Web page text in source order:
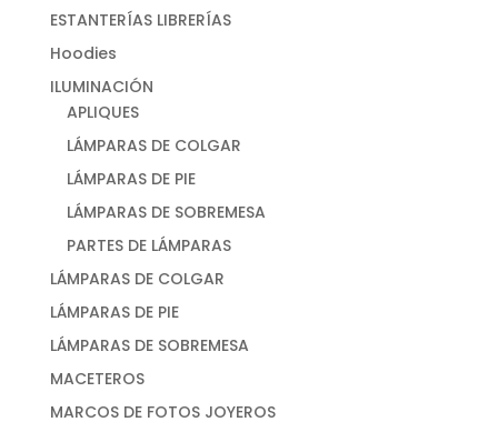
ESTANTERÍAS LIBRERÍAS
Hoodies
ILUMINACIÓN
APLIQUES
LÁMPARAS DE COLGAR
LÁMPARAS DE PIE
LÁMPARAS DE SOBREMESA
PARTES DE LÁMPARAS
LÁMPARAS DE COLGAR
LÁMPARAS DE PIE
LÁMPARAS DE SOBREMESA
MACETEROS
MARCOS DE FOTOS JOYEROS